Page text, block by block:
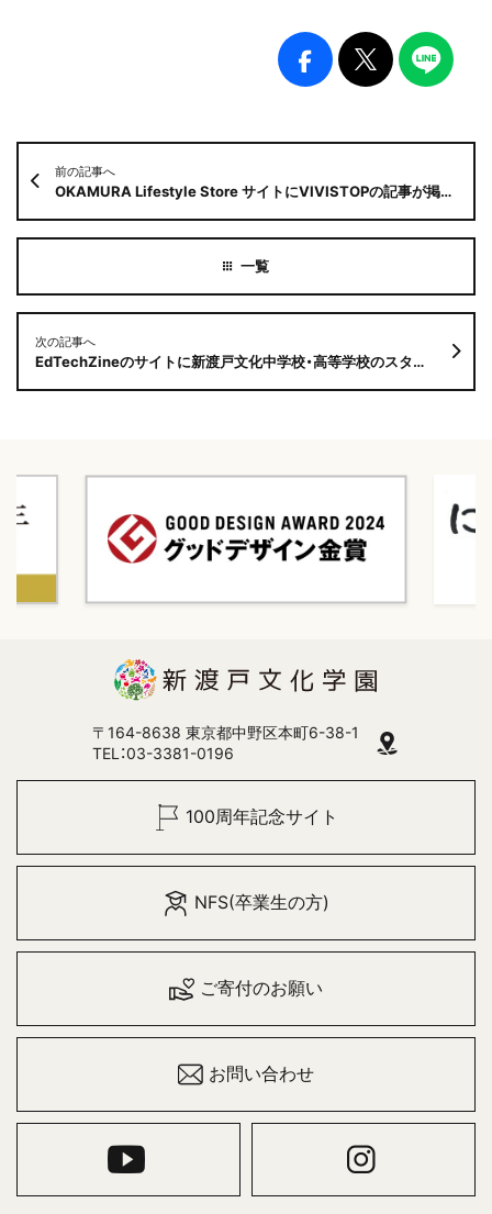
前の記事へ
OKAMURA Lifestyle Store サイトにVIVISTOPの記事が掲載されました
次の記事へ
EdTechZineのサイトに新渡戸文化中学校・高等学校のスタディツアーの記事が掲載されました
〒164-8638 東京都中野区本町6-38-1
TEL：03-3381-0196
100周年記念サイト
NFS(卒業生の方)
ご寄付のお願い
お問い合わせ